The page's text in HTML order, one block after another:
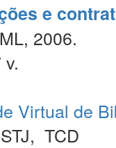
e
2006.
Virtual de
STJ, TCD